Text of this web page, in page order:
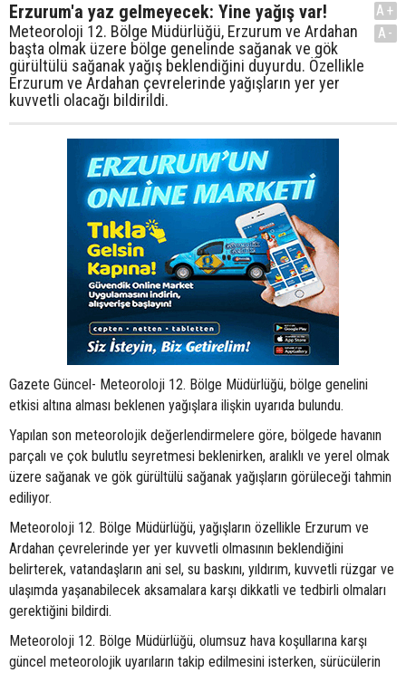
Erzurum'a yaz gelmeyecek: Yine yağış var!
Meteoroloji 12. Bölge Müdürlüğü, Erzurum ve Ardahan
başta olmak üzere bölge genelinde sağanak ve gök
gürültülü sağanak yağış beklendiğini duyurdu. Özellikle
Erzurum ve Ardahan çevrelerinde yağışların yer yer
kuvvetli olacağı bildirildi.
A+
A-
Gazete Güncel- Meteoroloji 12. Bölge Müdürlüğü, bölge genelini
etkisi altına alması beklenen yağışlara ilişkin uyarıda bulundu.
Yapılan son meteorolojik değerlendirmelere göre, bölgede havanın
parçalı ve çok bulutlu seyretmesi beklenirken, aralıklı ve yerel olmak
üzere sağanak ve gök gürültülü sağanak yağışların görüleceği tahmin
ediliyor.
Meteoroloji 12. Bölge Müdürlüğü, yağışların özellikle Erzurum ve
Ardahan çevrelerinde yer yer kuvvetli olmasının beklendiğini
belirterek, vatandaşların ani sel, su baskını, yıldırım, kuvvetli rüzgar ve
ulaşımda yaşanabilecek aksamalara karşı dikkatli ve tedbirli olmaları
gerektiğini bildirdi.
Meteoroloji 12. Bölge Müdürlüğü, olumsuz hava koşullarına karşı
güncel meteorolojik uyarıların takip edilmesini isterken, sürücülerin